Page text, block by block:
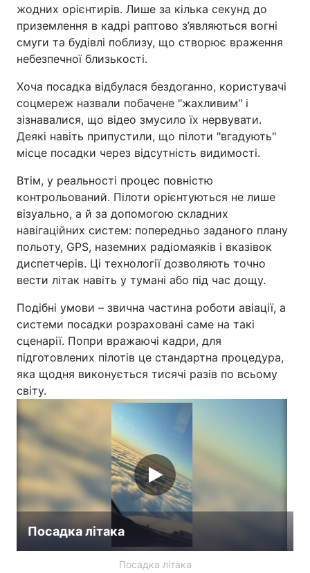
Цікавинки Погода
Екологія Регіони
Відео з Youtube Статті
Інтерв'ю Думки
Контакти
Послуги
Тема оформлення
жодних орієнтирів. Лише за кілька секунд до
приземлення в кадрі раптово з’являються вогні
смуги та будівлі поблизу, що створює враження
небезпечної близькості.
Хоча посадка відбулася бездоганно, користувачі
соцмереж назвали побачене "жахливим" і
зізнавалися, що відео змусило їх нервувати.
Деякі навіть припустили, що пілоти "вгадують"
місце посадки через відсутність видимості.
Втім, у реальності процес повністю
контрольований. Пілоти орієнтуються не лише
візуально, а й за допомогою складних
навігаційних систем: попередньо заданого плану
польоту, GPS, наземних радіомаяків і вказівок
диспетчерів. Ці технології дозволяють точно
вести літак навіть у тумані або під час дощу.
Подібні умови – звична частина роботи авіації, а
системи посадки розраховані саме на такі
сценарії. Попри вражаючі кадри, для
підготовлених пілотів це стандартна процедура,
яка щодня виконується тисячі разів по всьому
світу.
Посадка літака
Посадка літака